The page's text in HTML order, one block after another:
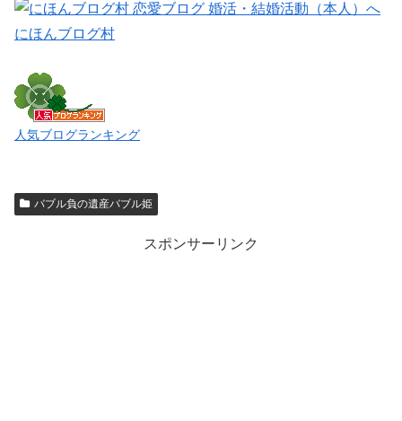
にほんブログ村
人気ブログランキング
バブル負の遺産バブル姫
スポンサーリンク